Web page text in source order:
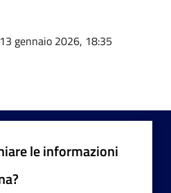
gennaio 2026, 18:35
le informazioni